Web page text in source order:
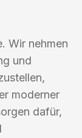
Wir nehmen
und
moderner
dafür,